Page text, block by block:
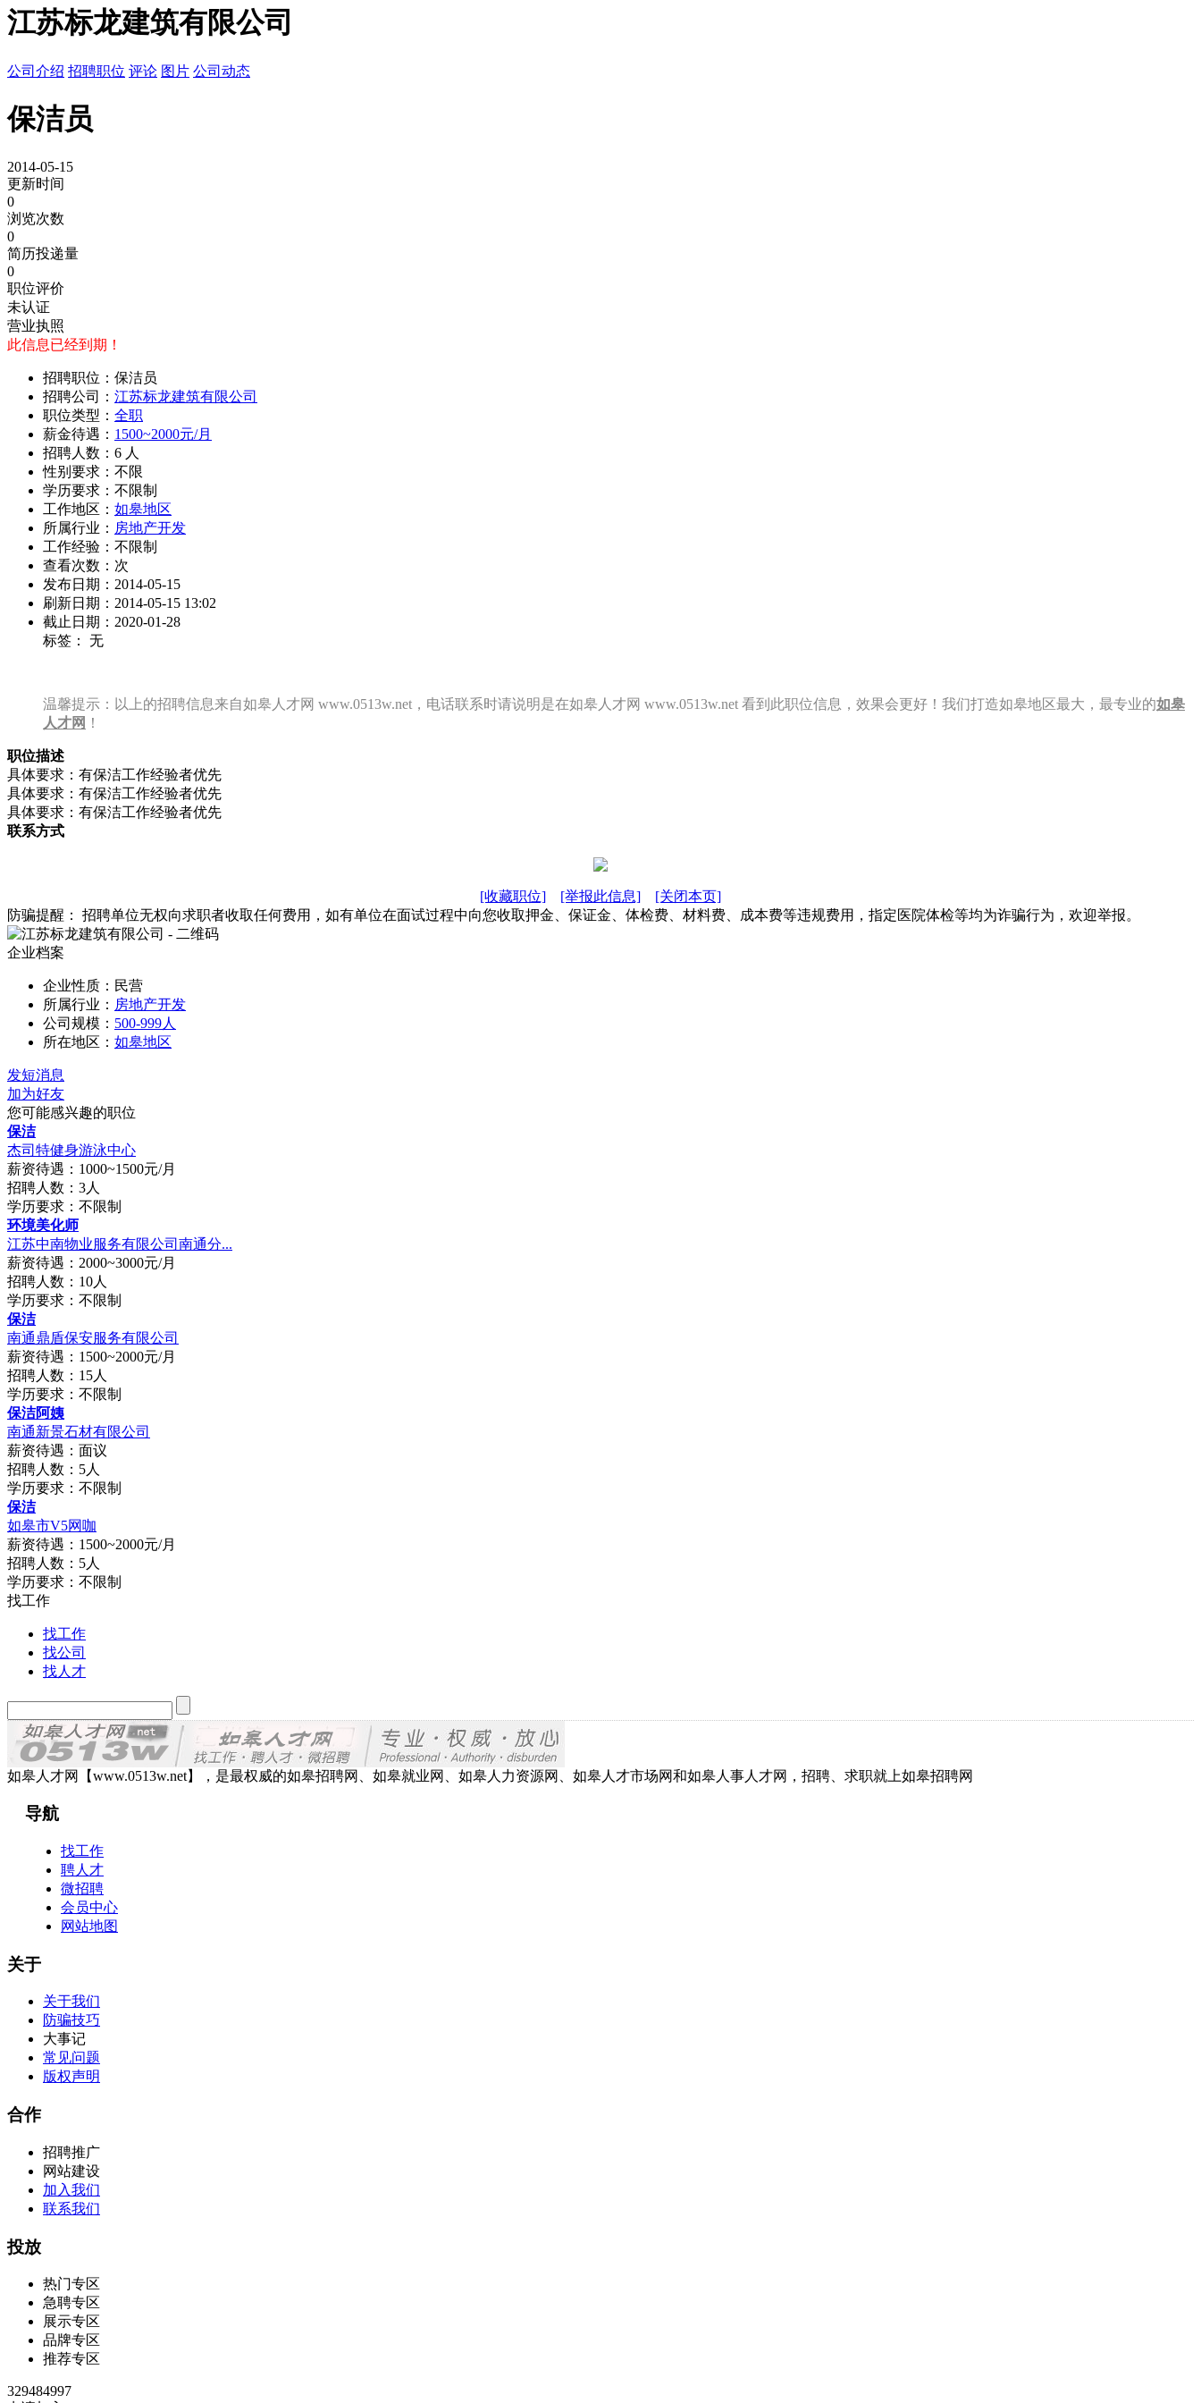
江苏标龙建筑有限公司
公司介绍 招聘职位 评论 图片 公司动态
保洁员
2014-05-15
更新时间
0
浏览次数
0
简历投递量
0
职位评价
未认证
营业执照
此信息已经到期！
招聘职位：保洁员
招聘公司： 江苏标龙建筑有限公司
职位类型： 全职
薪金待遇： 1500~2000元/月
招聘人数：6 人
性别要求：不限
学历要求：不限制
工作地区： 如皋地区
所属行业： 房地产开发
工作经验：不限制
查看次数： 次
发布日期：2014-05-15
刷新日期：2014-05-15 13:02
截止日期：2020-01-28
标签： 无
温馨提示：以上的招聘信息来自如皋人才网 www.0513w.net，电话联系时请说明是在如皋人才网 www.0513w.net 看到此职位信息，效果会更好！我们打造如皋地区最大，最专业的如皋
人才网 ！
职位描述
具体要求：有保洁工作经验者优先
具体要求：有保洁工作经验者优先
具体要求：有保洁工作经验者优先
联系方式
[收藏职位] [举报此信息]
[关闭本页]
防骗提醒： 招聘单位无权向求职者收取任何费用，如有单位在面试过程中向您收取押金、保证金、体检费、材料费、成本费等违规费用，指定医院体检等均为诈骗行为，欢迎举报。
企业档案
企业性质：民营
所属行业： 房地产开发
公司规模： 500-999人
所在地区： 如皋地区
发短消息
加为好友
您可能感兴趣的职位
保洁
杰司特健身游泳中心
薪资待遇：1000~1500元/月
招聘人数：3人
学历要求：不限制
环境美化师
江苏中南物业服务有限公司南通分...
薪资待遇：2000~3000元/月
招聘人数：10人
学历要求：不限制
保洁
南通鼎盾保安服务有限公司
薪资待遇：1500~2000元/月
招聘人数：15人
学历要求：不限制
保洁阿姨
南通新景石材有限公司
薪资待遇：面议
招聘人数：5人
学历要求：不限制
保洁
如皋市V5网咖
薪资待遇：1500~2000元/月
招聘人数：5人
学历要求：不限制
找工作
找工作
找公司
找人才
如皋人才网【www.0513w.net】，是最权威的如皋招聘网、如皋就业网、如皋人力资源网、如皋人才市场网和如皋人事人才网，招聘、求职就上如皋招聘网
导航
找工作
聘人才
微招聘
会员中心
网站地图
关于
关于我们
防骗技巧
大事记
常见问题
版权声明
合作
招聘推广
网站建设
加入我们
联系我们
投放
热门专区
急聘专区
展示专区
品牌专区
推荐专区
329484997